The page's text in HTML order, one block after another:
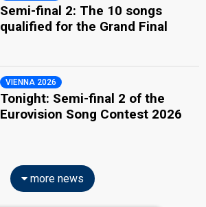
Semi-final 2: The 10 songs
qualified for the Grand Final
VIENNA 2026
Tonight: Semi-final 2 of the
Eurovision Song Contest 2026
more news